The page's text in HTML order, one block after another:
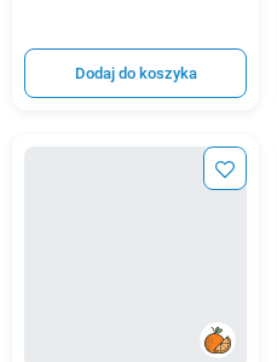
Dodaj do koszyka